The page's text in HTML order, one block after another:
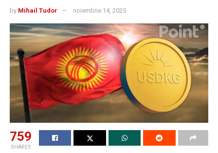
by Mihail Tudor noiembrie 14, 2025
759
SHARES